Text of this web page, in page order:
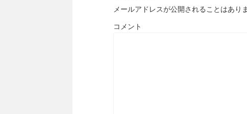
メールアドレスが公開されることはあり
コメント